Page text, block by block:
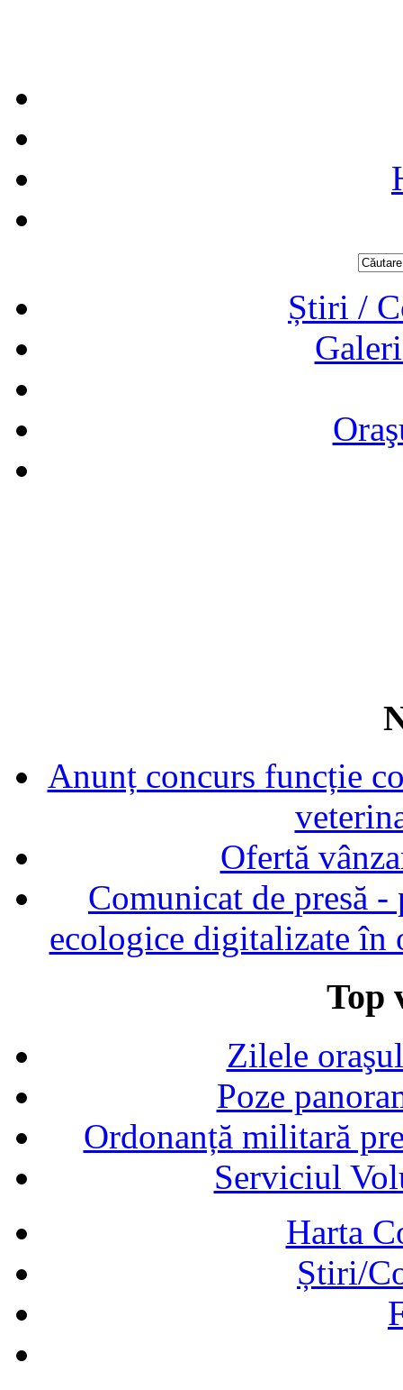
Știri /
Anunț concurs funcție
Ofertă
Comunicat de presă
ecologice digitalizate în
Top
Zilele
Poze
Ordonanță militară
Serviciul
Harta
Știri/